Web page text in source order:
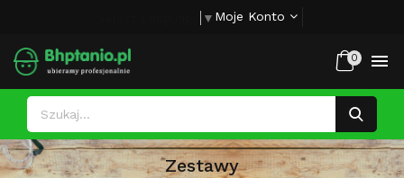
▼ Moje Konto
0 
Zestawy